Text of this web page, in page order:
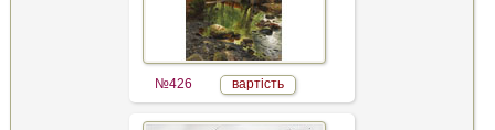
№426 вартість